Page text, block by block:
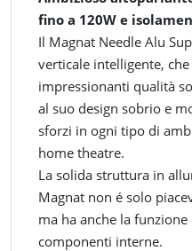
fino a 120W e
Il Magnat Needle Alu
verticale intelligente,
impressionanti qualità
al suo design sobrio e
sforzi in ogni tipo di
home theatre.
La solida struttura in
Magnat non é solo
ma ha anche la
componenti interne.